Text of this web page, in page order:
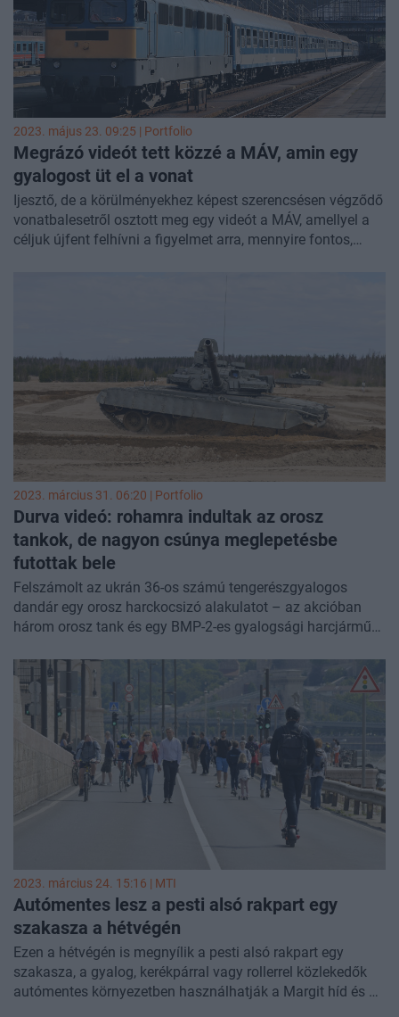
2023. május 23. 09:25 | Portfolio
Megrázó videót tett közzé a MÁV, amin egy
gyalogost üt el a vonat
Ijesztő, de a körülményekhez képest szerencsésen végződő
vonatbalesetről osztott meg egy videót a MÁV, amellyel a
céljuk újfent felhívni a figyelmet arra, mennyire fontos,
2023. március 31. 06:20 | Portfolio
Durva videó: rohamra indultak az orosz
tankok, de nagyon csúnya meglepetésbe
futottak bele
Felszámolt az ukrán 36-os számú tengerészgyalogos
dandár egy orosz harckocsizó alakulatot – az akcióban
három orosz tank és egy BMP-2-es gyalogsági harcjármű
2023. március 24. 15:16 | MTI
Autómentes lesz a pesti alsó rakpart egy
szakasza a hétvégén
Ezen a hétvégén is megnyílik a pesti alsó rakpart egy
szakasza, a gyalog, kerékpárral vagy rollerrel közlekedők
autómentes környezetben használhatják a Margit híd és az